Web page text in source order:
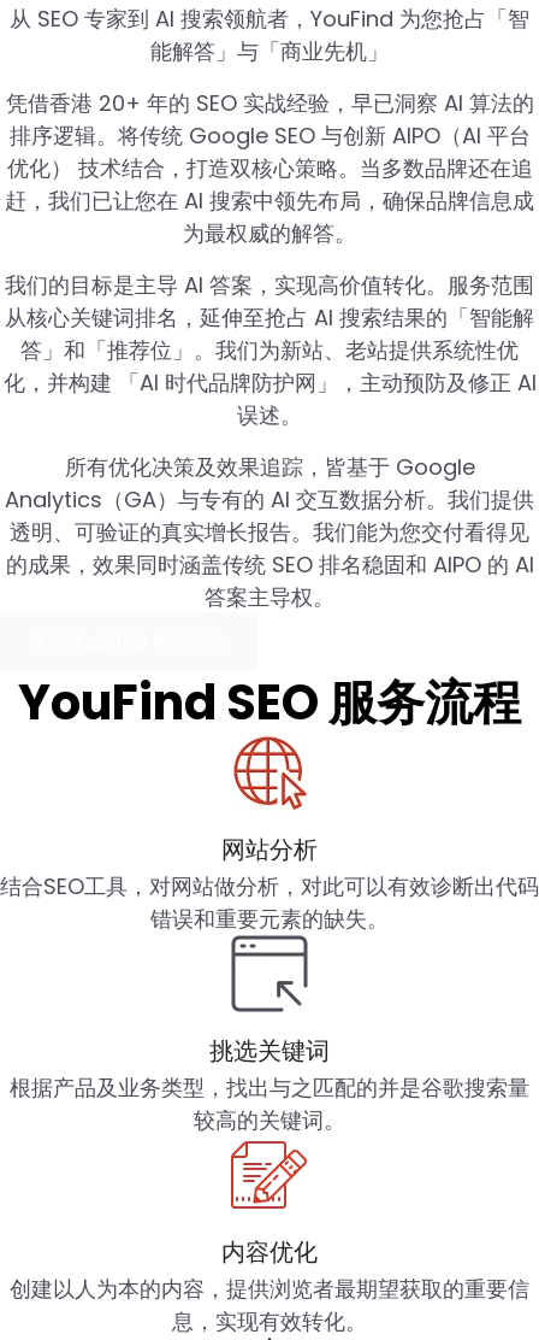
从 SEO 专家到 AI 搜索领航者，YouFind 为您抢占「智
能解答」与「商业先机」
凭借香港 20+ 年的 SEO 实战经验，早已洞察 AI 算法的
排序逻辑。将传统 Google SEO 与创新 AIPO（AI 平台
优化） 技术结合，打造双核心策略。当多数品牌还在追
赶，我们已让您在 AI 搜索中领先布局，确保品牌信息成
为最权威的解答。
我们的目标是主导 AI 答案，实现高价值转化。服务范围
从核心关键词排名，延伸至抢占 AI 搜索结果的「智能解
答」和「推荐位」。我们为新站、老站提供系统性优
化，并构建 「AI 时代品牌防护网」，主动预防及修正 AI
误述。
所有优化决策及效果追踪，皆基于 Google
Analytics（GA）与专有的 AI 交互数据分析。我们提供
透明、可验证的真实增长报告。我们能为您交付看得见
的成果，效果同时涵盖传统 SEO 排名稳固和 AIPO 的 AI
答案主导权。
YouFind SEO 服务流程
网站分析
结合SEO工具，对网站做分析，对此可以有效诊断出代码
错误和重要元素的缺失。
挑选关键词
根据产品及业务类型，找出与之匹配的并是谷歌搜索量
较高的关键词。
内容优化
创建以人为本的内容，提供浏览者最期望获取的重要信
息，实现有效转化。